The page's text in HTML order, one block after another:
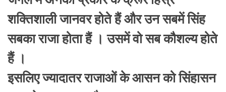
शक्तिशाली जानवर होते हैं और उन सबमें सिंह
सबका राजा होता हैं । उसमें वो सब कौशल्य होते
हैं ।
इसलिए ज्यादातर राजाओं के आसन को सिंहासन